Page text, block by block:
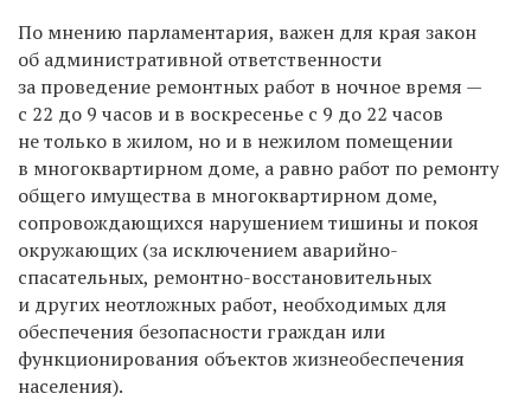
По мнению парламентария, важен для края закон
об административной ответственности
за проведение ремонтных работ в ночное время —
с 22 до 9 часов и в воскресенье с 9 до 22 часов
не только в жилом, но и в нежилом помещении
в многоквартирном доме, а равно работ по ремонту
общего имущества в многоквартирном доме,
сопровождающихся нарушением тишины и покоя
окружающих (за исключением аварийно-
спасательных, ремонтно-восстановительных
и других неотложных работ, необходимых для
обеспечения безопасности граждан или
функционирования объектов жизнеобеспечения
населения).